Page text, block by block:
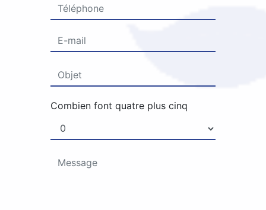
Combien font quatre plus cinq